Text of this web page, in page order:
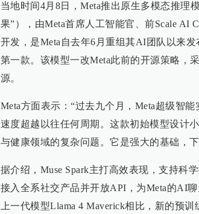
当地时间4月8日，Meta推出原生多模态推理
果”），由Meta首席人工智能官、前Scale AI
开发，是Meta自去年6月重组其AI团队以来
第一款。该模型一改Meta此前的开源策略，
源。
Meta方面表示：“过去九个月，Meta超级智
速度超越以往任何周期。这款初始模型设计
与健康领域的复杂问题。它是强大的基础，
据介绍，Muse Spark主打高效表现，支持科
接入全系社交产品并开放API，为Meta的AI
上一代模型Llama 4 Maverick相比，新的预